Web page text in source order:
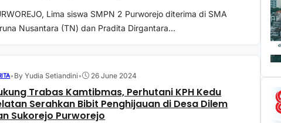
Lima siswa SMPN 2 Purworejo diterima di SMA
Nusantara (TN) dan Pradita Dirgantara...
• By Yudia Setiandini• 26 June 2024
Trabas Kamtibmas, Perhutani KPH Kedu
Serahkan Bibit Penghijauan di Desa Dilem
Sukorejo Purworejo